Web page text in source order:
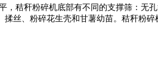
秸秆粉碎机底部有不同的支撑筛：无
丝、粉碎花生壳和甘薯幼苗。秸秆粉